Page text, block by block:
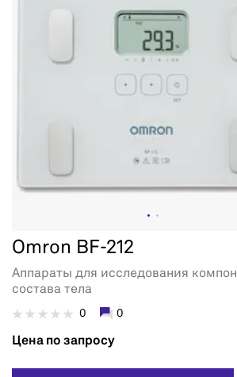
Omron BF-212
Аппараты для исследования
состава тела
0 0
Цена по запросу